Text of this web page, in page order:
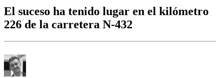
El suceso ha tenido lugar en el kilómetro
226 de la carretera N-432